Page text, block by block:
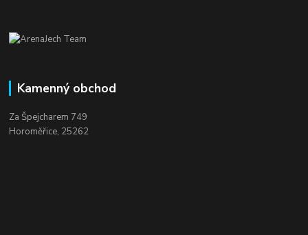
Kamenný obchod
Za Špejcharem 749
Horoměřice, 25262